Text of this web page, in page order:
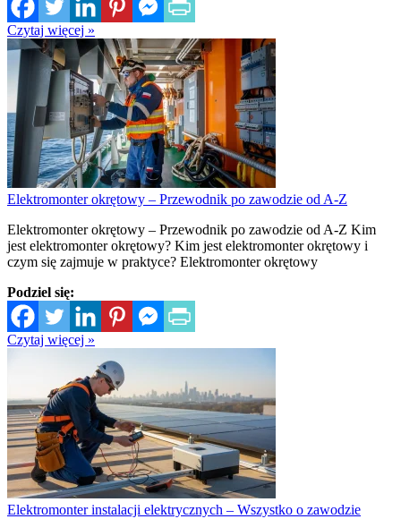
Czytaj więcej »
Elektromonter okrętowy – Przewodnik po zawodzie od A-Z
Elektromonter okrętowy – Przewodnik po zawodzie od A-Z Kim
jest elektromonter okrętowy? Kim jest elektromonter okrętowy i
czym się zajmuje w praktyce? Elektromonter okrętowy
Podziel się:
Czytaj więcej »
Elektromonter instalacji elektrycznych – Wszystko o zawodzie